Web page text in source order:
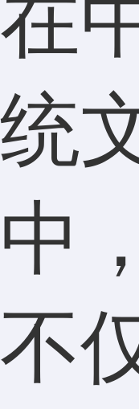
在
统
中
不